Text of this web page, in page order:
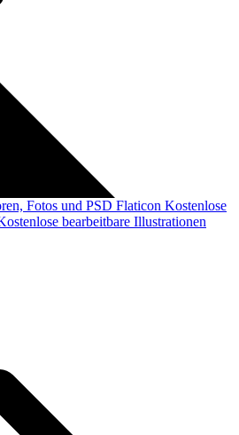
Fotos und PSD Flaticon Kostenlose
bearbeitbare Illustrationen